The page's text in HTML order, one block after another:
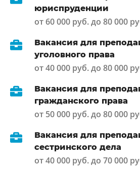
юриспруденции
от 60 000 руб. до 80 000
Вакансия для
уголовного права
от 40 000 руб. до 80 000
Вакансия для
гражданского права
от 50 000 руб. до 80 000
Вакансия для
сестринского дела
от 40 000 руб. до 70 000